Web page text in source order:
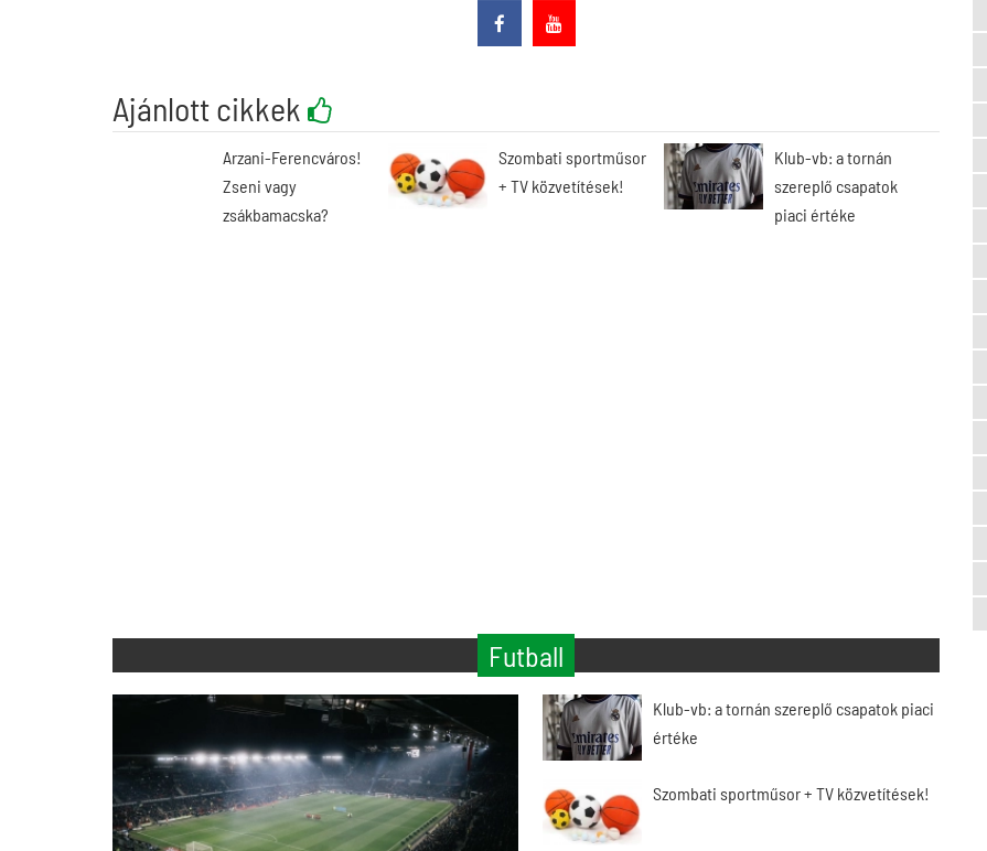
Ajánlott cikkek
Arzani-Ferencváros!
Zseni vagy
zsákbamacska?
Szombati sportműsor
+ TV közvetítések!
Klub-vb: a tornán
szereplő csapatok
piaci értéke
Futball
Klub-vb: a tornán szereplő csapatok piaci
értéke
Szombati sportműsor + TV közvetítések!